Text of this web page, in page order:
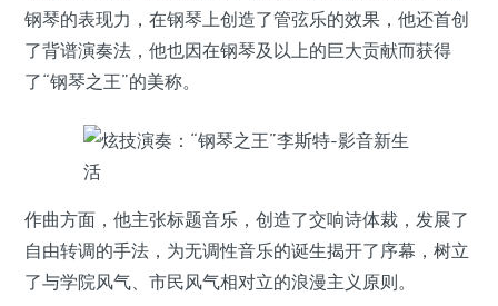
钢琴的表现力，在钢琴上创造了管弦乐的效果，他还首创
了背谱演奏法，他也因在钢琴及以上的巨大贡献而获得
了“钢琴之王”的美称。
作曲方面，他主张标题音乐，创造了交响诗体裁，发展了
自由转调的手法，为无调性音乐的诞生揭开了序幕，树立
了与学院风气、市民风气相对立的浪漫主义原则。